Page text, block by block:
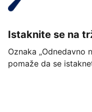
Istaknite se na
Oznaka „Odnedavno
pomaže da se